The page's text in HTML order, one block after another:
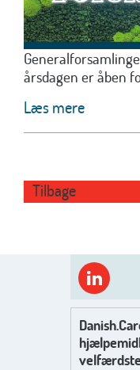
årsdagen er åben
Læs mere
Tilbage